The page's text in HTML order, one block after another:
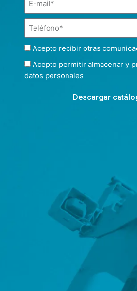
Acepto recibir otras
Acepto permitir almacenar y
datos personales
Descargar